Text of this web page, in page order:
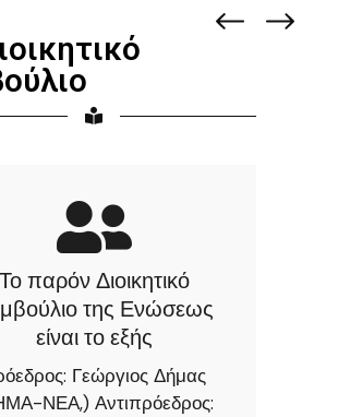
Το παρόν Διοικητικό
της Ενώσεως
είναι το εξής
Γεώργιος Δήμας
ΝΕΑ,) Αντιπρόεδρος: